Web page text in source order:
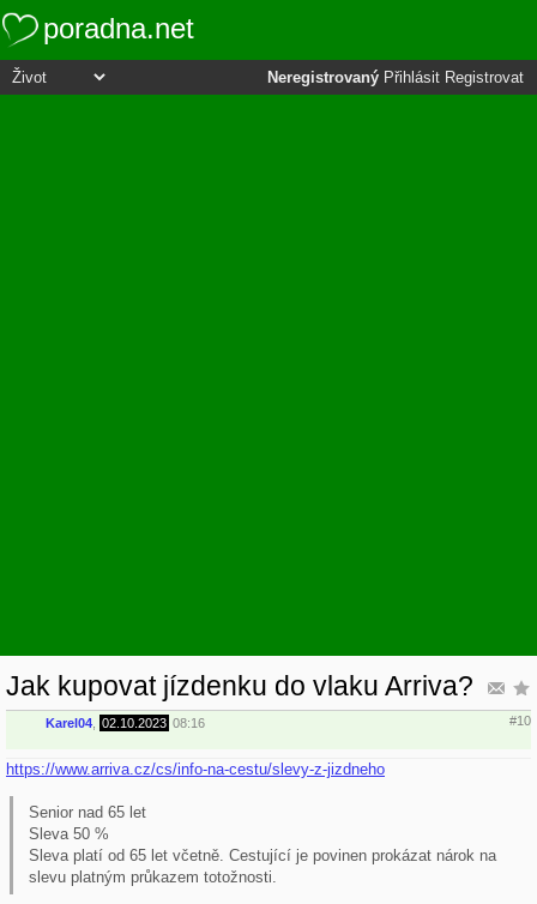
poradna.net
Neregistrovaný Přihlásit Registrovat
Jak kupovat jízdenku do vlaku Arriva?
Karel04 02.10.2023 08:16 #10
https://www.arriva.cz/cs/info-na-cestu/slevy-z-jizdneho
Senior nad 65 let
Sleva 50 %
Sleva platí od 65 let včetně. Cestující je povinen prokázat nárok na
slevu platným průkazem totožnosti.